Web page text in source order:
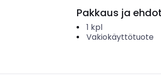
Pakkaus ja ehdot
1 kpl
Vakiokäyttötuote